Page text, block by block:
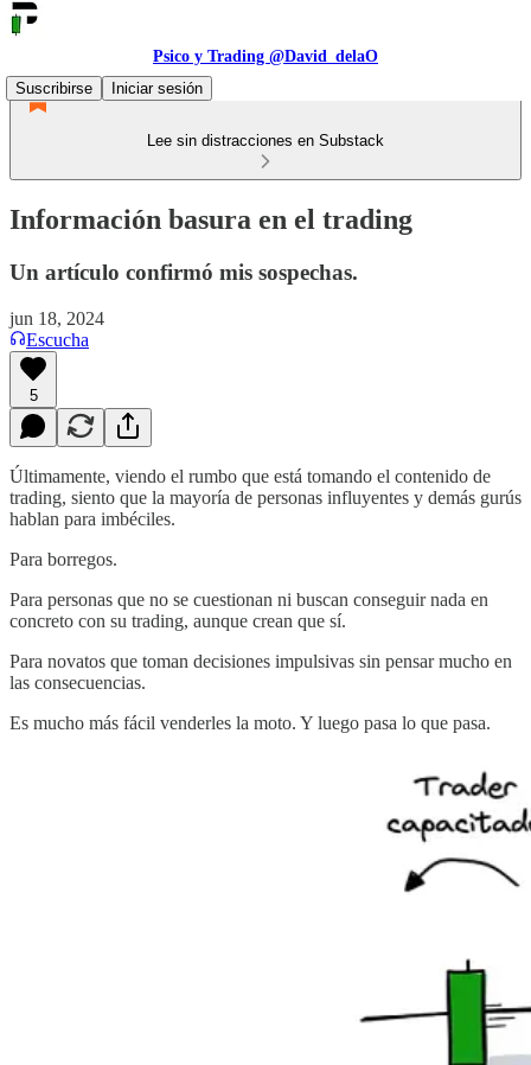
Psico y Trading @David_delaO
Suscribirse
Iniciar sesión
Lee sin distracciones en Substack
Información basura en el trading
Un artículo confirmó mis sospechas.
jun 18, 2024
Escucha
5
Últimamente, viendo el rumbo que está tomando el contenido de
trading, siento que la mayoría de personas influyentes y demás gurús
hablan para imbéciles.
Para borregos.
Para personas que no se cuestionan ni buscan conseguir nada en
concreto con su trading, aunque crean que sí.
Para novatos que toman decisiones impulsivas sin pensar mucho en
las consecuencias.
Es mucho más fácil venderles la moto. Y luego pasa lo que pasa.